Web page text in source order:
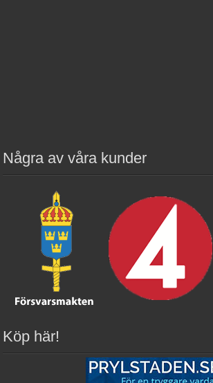
Några av våra kunder
Köp här!